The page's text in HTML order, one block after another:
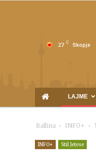
27 C Skopje
LAJME
Ballina INFO+
INFO+ Stil Jetese